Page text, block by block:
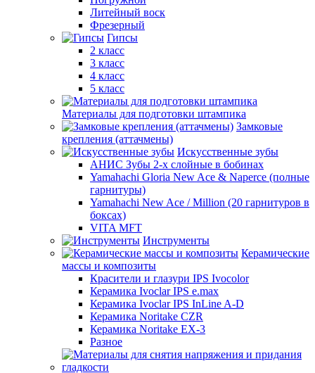
Литейный воск
Фрезерный
Гипсы
2 класс
3 класс
4 класс
5 класс
Материалы для подготовки штампика
Замковые
крепления (аттачмены)
Искусственные зубы
АНИС Зубы 2-х слойные в бобинах
Yamahachi Gloria New Ace & Naperce (полные
гарнитуры)
Yamahachi New Ace / Million (20 гарнитуров в
боксах)
VITA MFT
Инструменты
Керамические
массы и композиты
Красители и глазури IPS Ivocolor
Керамика Ivoclar IPS e.max
Керамика Ivoclar IPS InLine A-D
Керамика Noritake CZR
Керамика Noritake EX-3
Разное